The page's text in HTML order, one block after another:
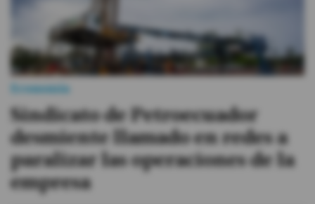
Economía
Sindicato de Petroecuador
desmiente llamado en redes a
paralizar las operaciones de la
empresa